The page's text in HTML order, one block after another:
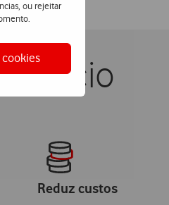
ou rejeitar
cookies
Reduz custos